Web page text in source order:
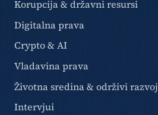
Korupcija & državni resursi
Digitalna prava
Crypto & AI
Vladavina prava
Životna sredina & održivi razvoj
Intervjui